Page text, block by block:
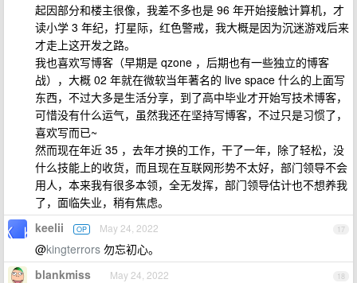
起因部分和楼主很像，我差不多也是 96 年开始接触计算机，才
读小学 3 年纪，打星际，红色警戒，我大概是因为沉迷游戏后来
才走上这开发之路。
我也喜欢写博客（早期是 qzone ，后期也有一些独立的博客
战），大概 02 年就在微软当年著名的 live space 什么的上面写
东西，不过大多是生活分享，到了高中毕业才开始写技术博客，
可惜没有什么运气，虽然我还在坚持写博客，不过只是习惯了，
喜欢写而已~
然而现在年近 35 ，去年才换的工作，干了一年，除了轻松，没
什么技能上的收货，而且现在互联网形势不太好，部门领导不会
用人，本来我有很多本领，全无发挥，部门领导估计也不想养我
了，面临失业，稍有焦虑。
17
keelii OP May 24, 2022
@kingterrors 勿忘初心。
18
blankmiss May 24, 2022